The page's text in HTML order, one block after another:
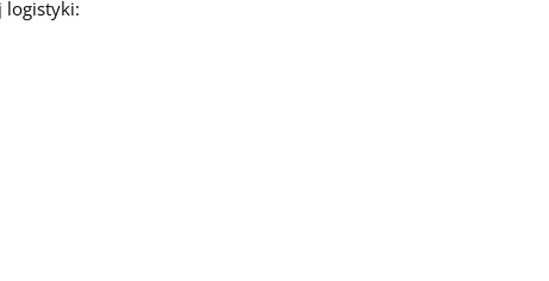
logistyki: